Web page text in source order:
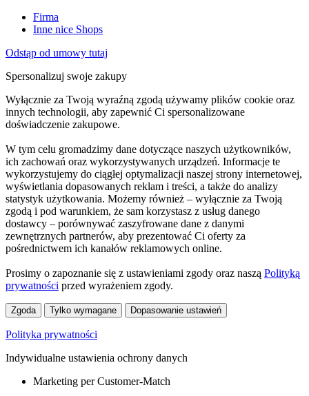
Firma
Inne nice Shops
Odstąp od umowy tutaj
Spersonalizuj swoje zakupy
Wyłącznie za Twoją wyraźną zgodą używamy plików cookie oraz
innych technologii, aby zapewnić Ci spersonalizowane
doświadczenie zakupowe.
W tym celu gromadzimy dane dotyczące naszych użytkowników,
ich zachowań oraz wykorzystywanych urządzeń. Informacje te
wykorzystujemy do ciągłej optymalizacji naszej strony internetowej,
wyświetlania dopasowanych reklam i treści, a także do analizy
statystyk użytkowania. Możemy również – wyłącznie za Twoją
zgodą i pod warunkiem, że sam korzystasz z usług danego
dostawcy – porównywać zaszyfrowane dane z danymi
zewnętrznych partnerów, aby prezentować Ci oferty za
pośrednictwem ich kanałów reklamowych online.
Prosimy o zapoznanie się z ustawieniami zgody oraz naszą Polityką
prywatności przed wyrażeniem zgody.
Zgoda Tylko wymagane Dopasowanie ustawień
Polityka prywatności
Indywidualne ustawienia ochrony danych
Marketing per Customer-Match